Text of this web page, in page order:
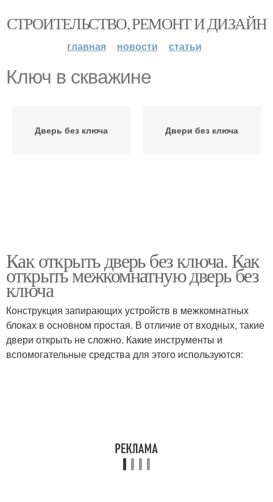
СТРОИТЕЛЬСТВО, РЕМОНТ И ДИЗАЙН
главная новости статьи
Ключ в скважине
Дверь без ключа Двери без ключа
Как открыть дверь без ключа. Как
открыть межкомнатную дверь без
ключа
Конструкция запирающих устройств в межкомнатных
блоках в основном простая. В отличие от входных, такие
двери открыть не сложно. Какие инструменты и
вспомогательные средства для этого используются: